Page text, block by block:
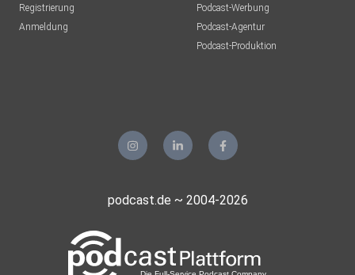
Registrierung
Anmeldung
Podcast-Werbung
Podcast-Agentur
Podcast-Produktion
podcast.de ~ 2004-2026